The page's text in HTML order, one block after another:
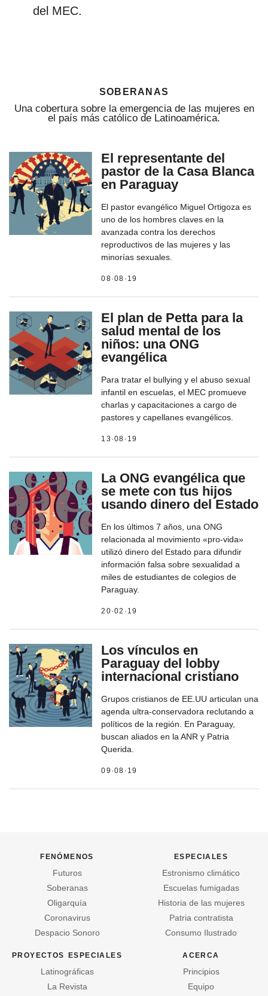
del MEC.
soberanas
Una cobertura sobre la emergencia de las mujeres en
el país más católico de Latinoamérica.
El representante del
pastor de la Casa Blanca
en Paraguay
El pastor evangélico Miguel Ortigoza es
uno de los hombres claves en la
avanzada contra los derechos
reproductivos de las mujeres y las
minorías sexuales.
08·08·19
El plan de Petta para la
salud mental de los
niños: una ONG
evangélica
Para tratar el bullying y el abuso sexual
infantil en escuelas, el MEC promueve
charlas y capacitaciones a cargo de
pastores y capellanes evangélicos.
13·08·19
La ONG evangélica que
se mete con tus hijos
usando dinero del Estado
En los últimos 7 años, una ONG
relacionada al movimiento «pro-vida»
utilizó dinero del Estado para difundir
información falsa sobre sexualidad a
miles de estudiantes de colegios de
Paraguay.
20·02·19
Los vínculos en
Paraguay del lobby
internacional cristiano
Grupos cristianos de EE.UU articulan una
agenda ultra-conservadora reclutando a
políticos de la región. En Paraguay,
buscan aliados en la ANR y Patria
Querida.
09·08·19
fenómenos
Futuros
Soberanas
Oligarquía
Coronavirus
Despacio Sonoro
especiales
Estronismo climático
Escuelas fumigadas
Historia de las mujeres
Patria contratista
Consumo Ilustrado
proyectos especiales
Latinográficas
La Revista
acerca
Principios
Equipo